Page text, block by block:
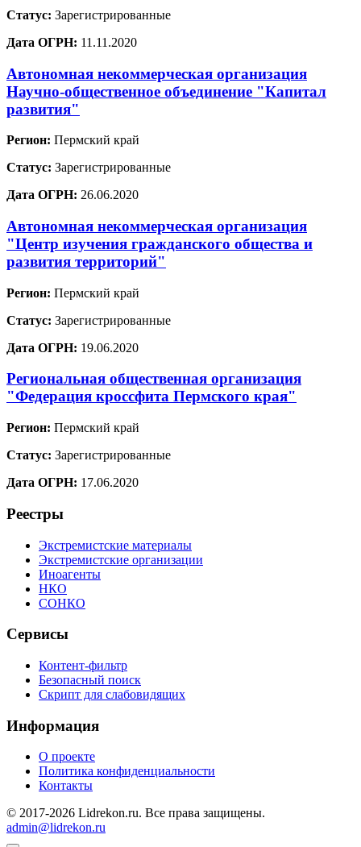
Статус: Зарегистрированные
Дата ОГРН: 11.11.2020
Автономная некоммерческая организация
Научно-общественное объединение "Капитал
развития"
Регион: Пермский край
Статус: Зарегистрированные
Дата ОГРН: 26.06.2020
Автономная некоммерческая организация
"Центр изучения гражданского общества и
развития территорий"
Регион: Пермский край
Статус: Зарегистрированные
Дата ОГРН: 19.06.2020
Региональная общественная организация
"Федерация кроссфита Пермского края"
Регион: Пермский край
Статус: Зарегистрированные
Дата ОГРН: 17.06.2020
Реестры
Экстремистские материалы
Экстремистские организации
Иноагенты
НКО
СОНКО
Сервисы
Контент-фильтр
Безопасный поиск
Скрипт для слабовидящих
Информация
О проекте
Политика конфиденциальности
Контакты
© 2017-2026 Lidrekon.ru. Все права защищены.
admin@lidrekon.ru